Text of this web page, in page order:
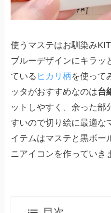
使うマステはお馴染み
ブルーデザインにキラッ
ている ヒカリ柄を使って
ッタがおすすめなのは台
ットしやすく、余った部
すいので切り絵に最適な
イテムはマステと黒ボー
ニアイコンを作っていき